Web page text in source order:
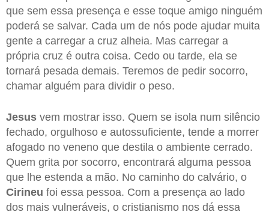
que sem essa presença e esse toque amigo ninguém
poderá se salvar. Cada um de nós pode ajudar muita
gente a carregar a cruz alheia. Mas carregar a
própria cruz é outra coisa. Cedo ou tarde, ela se
tornará pesada demais. Teremos de pedir socorro,
chamar alguém para dividir o peso.
Jesus vem mostrar isso. Quem se isola num silêncio
fechado, orgulhoso e autossuficiente, tende a morrer
afogado no veneno que destila o ambiente cerrado.
Quem grita por socorro, encontrará alguma pessoa
que lhe estenda a mão. No caminho do calvário, o
Cirineu foi essa pessoa. Com a presença ao lado
dos mais vulneráveis, o cristianismo nos dá essa